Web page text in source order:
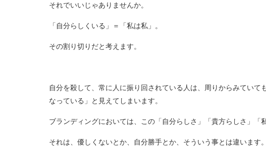
それでいいじゃありませんか。
「自分らしくいる」＝「私は私」。
その割り切りだと考えます。
自分を殺して、常に人に振り回されている人は、周りからみてい
なっている」と見えてしまいます。
ブランディングにおいては、この「自分らしさ」「貴方らしさ」「
それは、優しくないとか、自分勝手とか、そういう事とは違います。